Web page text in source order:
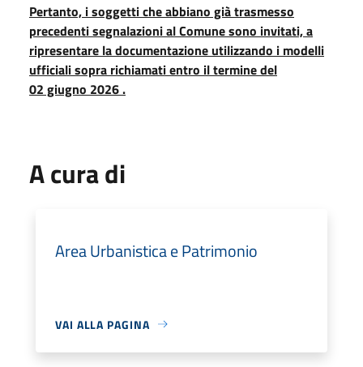
Pertanto, i soggetti che abbiano già trasmesso
precedenti segnalazioni al Comune sono invitati, a
ripresentare la documentazione utilizzando i modelli
ufficiali sopra richiamati entro il termine del
02 giugno 2026 .
A cura di
Area Urbanistica e Patrimonio
VAI ALLA PAGINA